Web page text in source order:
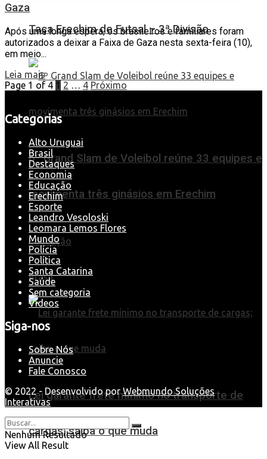
Taça Erechim de Futsal – 3ª Divisão
6º Grand Slam de Voleibol reúne 33 equipes e
movimenta três ginásios em Erechim
Educação
Brasil
Lei garante frete mínimo no transporte de
cargas; saiba o que muda
Gaza
Após uma longa espera, os brasileiros e familiares foram
autorizados a deixar a Faixa de Gaza nesta sexta-feira (10),
em meio...
Leia mais
Page 1 of 4 1 2 … 4 Próximo
Categorias
Alto Uruguai
Brasil
Destaques
Economia
Educação
Erechim
Esporte
Leandro Vesoloski
Leomara Lemos Flores
Mundo
Polícia
Política
Santa Catarina
Saúde
Sem categoria
Videos
Siga-nos
Sobre Nós
Anuncie
Fale Conosco
© 2022 - Desenvolvido porWebmundo Soluções
Interativas
Nenhum Resultado
View All Result